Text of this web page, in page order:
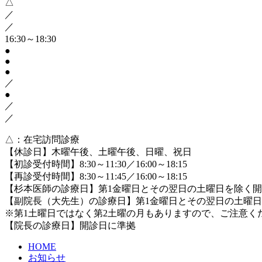
△
／
／
16:30～18:30
●
●
●
／
●
／
／
△ ：在宅訪問診療
【休診日】木曜午後、土曜午後、日曜、祝日
【初診受付時間】8:30～11:30／16:00～18:15
【再診受付時間】8:30～11:45／16:00～18:15
【杉本医師の診療日】第1金曜日とその翌日の土曜日を除く
【副院長（大先生）の診療日】第1金曜日とその翌日の土曜
※第1土曜日ではなく第2土曜の月もありますので、ご注意く
【院長の診療日】開診日に準拠
HOME
お知らせ